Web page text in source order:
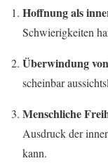
Hoffnung als
Schwierigkeiten
Überwindung
scheinbar
Menschliche
Ausdruck der
kann.